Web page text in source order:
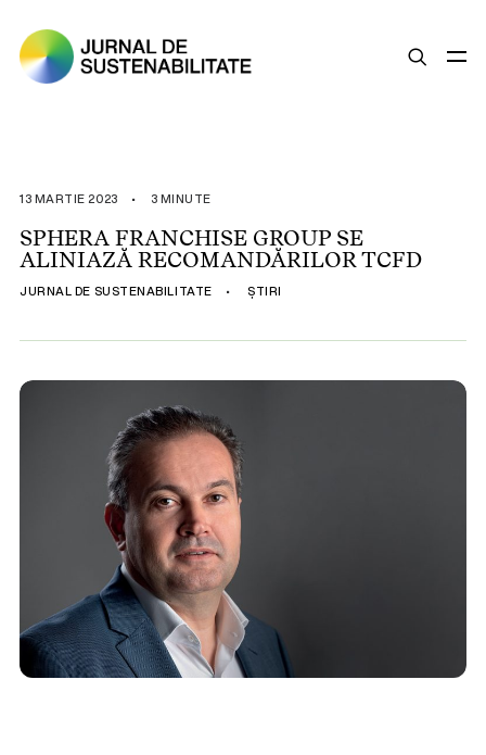
ȘTIRI
OPINII
ESG
LEGISLAȚIE
BUNE PRACTICI
13 MARTIE 2023 • 3 MINUTE
SPHERA FRANCHISE GROUP SE
ALINIAZĂ RECOMANDĂRILOR TCFD
JURNAL DE SUSTENABILITATE • ȘTIRI